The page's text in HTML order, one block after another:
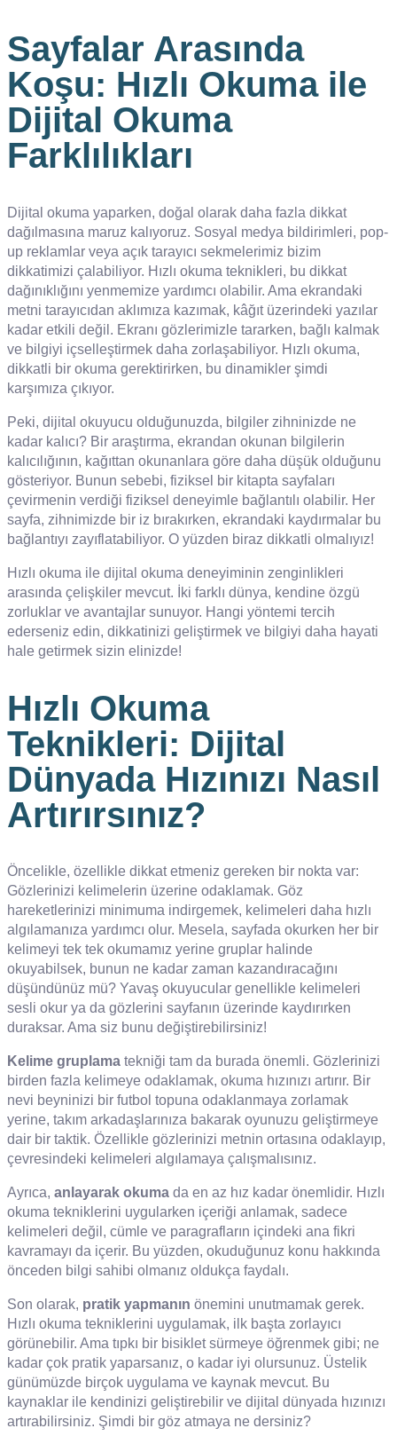
Sayfalar Arasında
Koşu: Hızlı Okuma ile
Dijital Okuma
Farklılıkları
Dijital okuma yaparken, doğal olarak daha fazla dikkat
dağılmasına maruz kalıyoruz. Sosyal medya bildirimleri, pop-
up reklamlar veya açık tarayıcı sekmelerimiz bizim
dikkatimizi çalabiliyor. Hızlı okuma teknikleri, bu dikkat
dağınıklığını yenmemize yardımcı olabilir. Ama ekrandaki
metni tarayıcıdan aklımıza kazımak, kâğıt üzerindeki yazılar
kadar etkili değil. Ekranı gözlerimizle tararken, bağlı kalmak
ve bilgiyi içselleştirmek daha zorlaşabiliyor. Hızlı okuma,
dikkatli bir okuma gerektirirken, bu dinamikler şimdi
karşımıza çıkıyor.
Peki, dijital okuyucu olduğunuzda, bilgiler zihninizde ne
kadar kalıcı? Bir araştırma, ekrandan okunan bilgilerin
kalıcılığının, kağıttan okunanlara göre daha düşük olduğunu
gösteriyor. Bunun sebebi, fiziksel bir kitapta sayfaları
çevirmenin verdiği fiziksel deneyimle bağlantılı olabilir. Her
sayfa, zihnimizde bir iz bırakırken, ekrandaki kaydırmalar bu
bağlantıyı zayıflatabiliyor. O yüzden biraz dikkatli olmalıyız!
Hızlı okuma ile dijital okuma deneyiminin zenginlikleri
arasında çelişkiler mevcut. İki farklı dünya, kendine özgü
zorluklar ve avantajlar sunuyor. Hangi yöntemi tercih
ederseniz edin, dikkatinizi geliştirmek ve bilgiyi daha hayati
hale getirmek sizin elinizde!
Hızlı Okuma
Teknikleri: Dijital
Dünyada Hızınızı Nasıl
Artırırsınız?
Öncelikle, özellikle dikkat etmeniz gereken bir nokta var:
Gözlerinizi kelimelerin üzerine odaklamak. Göz
hareketlerinizi minimuma indirgemek, kelimeleri daha hızlı
algılamanıza yardımcı olur. Mesela, sayfada okurken her bir
kelimeyi tek tek okumamız yerine gruplar halinde
okuyabilsek, bunun ne kadar zaman kazandıracağını
düşündünüz mü? Yavaş okuyucular genellikle kelimeleri
sesli okur ya da gözlerini sayfanın üzerinde kaydırırken
duraksar. Ama siz bunu değiştirebilirsiniz!
Kelime gruplama tekniği tam da burada önemli. Gözlerinizi
birden fazla kelimeye odaklamak, okuma hızınızı artırır. Bir
nevi beyninizi bir futbol topuna odaklanmaya zorlamak
yerine, takım arkadaşlarınıza bakarak oyunuzu geliştirmeye
dair bir taktik. Özellikle gözlerinizi metnin ortasına odaklayıp,
çevresindeki kelimeleri algılamaya çalışmalısınız.
Ayrıca, anlayarak okuma da en az hız kadar önemlidir. Hızlı
okuma tekniklerini uygularken içeriği anlamak, sadece
kelimeleri değil, cümle ve paragrafların içindeki ana fikri
kavramayı da içerir. Bu yüzden, okuduğunuz konu hakkında
önceden bilgi sahibi olmanız oldukça faydalı.
Son olarak, pratik yapmanın önemini unutmamak gerek.
Hızlı okuma tekniklerini uygulamak, ilk başta zorlayıcı
görünebilir. Ama tıpkı bir bisiklet sürmeye öğrenmek gibi; ne
kadar çok pratik yaparsanız, o kadar iyi olursunuz. Üstelik
günümüzde birçok uygulama ve kaynak mevcut. Bu
kaynaklar ile kendinizi geliştirebilir ve dijital dünyada hızınızı
artırabilirsiniz. Şimdi bir göz atmaya ne dersiniz?